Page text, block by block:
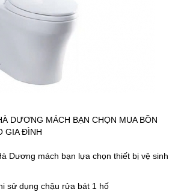
DƯƠNG MÁCH BẠN CHỌN MUA BỒN
GIA ĐÌNH
Dương mách bạn lựa chọn thiết bị vệ sinh
sử dụng chậu rửa bát 1 hố